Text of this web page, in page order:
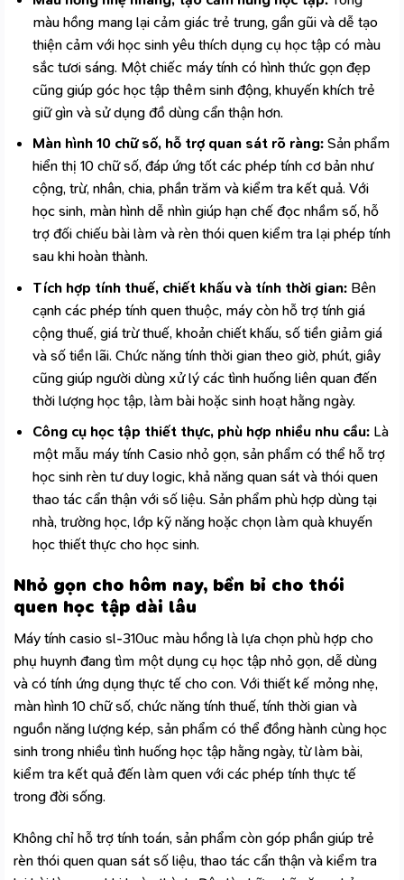
màu hồng mang lại cảm giác trẻ trung, gần gũi và dễ tạo
thiện cảm với học sinh yêu thích dụng cụ học tập có màu
sắc tươi sáng. Một chiếc máy tính có hình thức gọn đẹp
cũng giúp góc học tập thêm sinh động, khuyến khích trẻ
giữ gìn và sử dụng đồ dùng cẩn thận hơn.
Màn hình 10 chữ số, hỗ trợ quan sát rõ ràng:Sản phẩm
hiển thị 10 chữ số, đáp ứng tốt các phép tính cơ bản như
cộng, trừ, nhân, chia, phần trăm và kiểm tra kết quả. Với
học sinh, màn hình dễ nhìn giúp hạn chế đọc nhầm số, hỗ
trợ đối chiếu bài làm và rèn thói quen kiểm tra lại phép tính
sau khi hoàn thành.
Tích hợp tính thuế, chiết khấu và tính thời gian:Bên
cạnh các phép tính quen thuộc, máy còn hỗ trợ tính giá
cộng thuế, giá trừ thuế, khoản chiết khấu, số tiền giảm giá
và số tiền lãi. Chức năng tính thời gian theo giờ, phút, giây
cũng giúp người dùng xử lý các tình huống liên quan đến
thời lượng học tập, làm bài hoặc sinh hoạt hằng ngày.
Công cụ học tập thiết thực, phù hợp nhiều nhu cầu:Là
một mẫu máy tính Casionhỏ gọn, sản phẩm có thể hỗ trợ
học sinh rèn tư duy logic, khả năng quan sát và thói quen
thao tác cẩn thận với số liệu. Sản phẩm phù hợp dùng tại
nhà, trường học, lớp kỹ năng hoặc chọn làm quà khuyến
học thiết thực cho học sinh.
Nhỏ gọn cho hôm nay, bền bỉ cho thói
quen học tập dài lâu
Máy tính casio sl-310uc màu hồng là lựa chọn phù hợp cho
phụ huynh đang tìm một dụng cụ học tập nhỏ gọn, dễ dùng
và có tính ứng dụng thực tế cho con. Với thiết kế mỏng nhẹ,
màn hình 10 chữ số, chức năng tính thuế, tính thời gian và
nguồn năng lượng kép, sản phẩm có thể đồng hành cùng học
sinh trong nhiều tình huống học tập hằng ngày, từ làm bài,
kiểm tra kết quả đến làm quen với các phép tính thực tế
trong đời sống.
Không chỉ hỗ trợ tính toán, sản phẩm còn góp phần giúp trẻ
rèn thói quen quan sát số liệu, thao tác cẩn thận và kiểm tra